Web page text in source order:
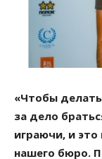
«Чтобы
за дело
играючи, и это
нашего бюро.